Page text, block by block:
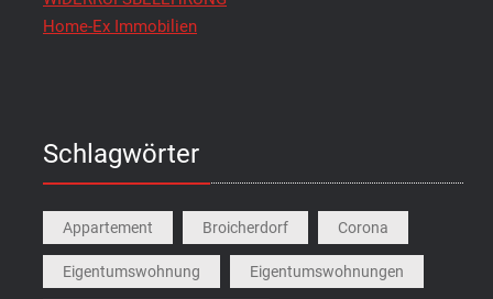
Home-Ex Immobilien
Schlagwörter
Appartement Broicherdorf Corona
Eigentumswohnung Eigentumswohnungen